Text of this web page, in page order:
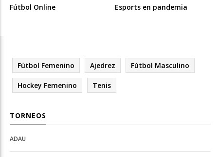
Fútbol Online Esports en pandemia
Fútbol Femenino Ajedrez Fútbol Masculino
Hockey Femenino Tenis
TORNEOS
Open
Deportes
Open
configuration
ADAU